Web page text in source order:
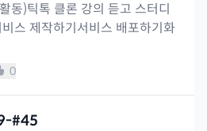
동)틱톡 클론 강의 듣고 스터디
스 제작하기서비스 배포하기화
0
#45